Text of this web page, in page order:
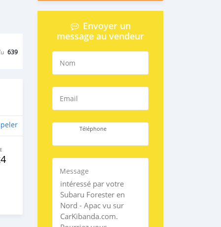
639
Envoyer un
message au vendeur
Nom
Email
Téléphone
Message